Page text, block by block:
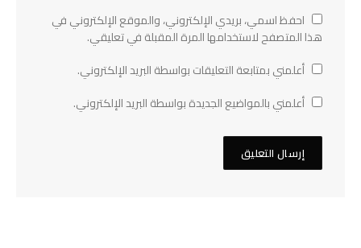
احفظ اسمي، بريدي الإلكتروني، والموقع الإلكتروني في
هذا المتصفح لاستخدامها المرة المقبلة في تعليقي.
أعلمني بمتابعة التعليقات بواسطة البريد الإلكتروني.
أعلمني بالمواضيع الجديدة بواسطة البريد الإلكتروني.